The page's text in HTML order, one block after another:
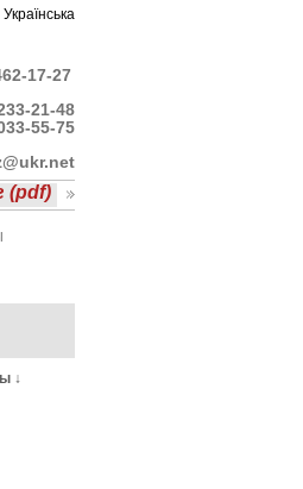
Українська
17-27
21-48
55-75
(pdf)
↓